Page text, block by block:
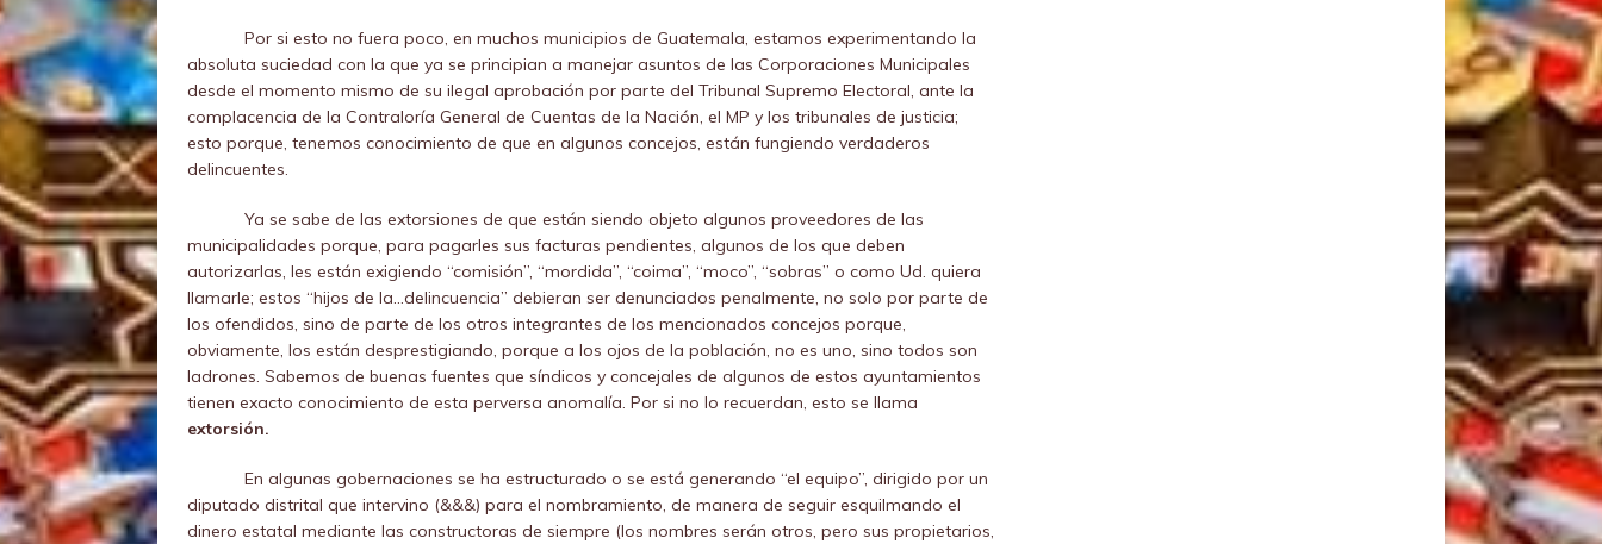
Por si esto no fuera poco, en muchos municipios de Guatemala, estamos experimentando la
absoluta suciedad con la que ya se principian a manejar asuntos de las Corporaciones Municipales
desde el momento mismo de su ilegal aprobación por parte del Tribunal Supremo Electoral, ante la
complacencia de la Contraloría General de Cuentas de la Nación, el MP y los tribunales de justicia;
esto porque, tenemos conocimiento de que en algunos concejos, están fungiendo verdaderos
delincuentes.
Ya se sabe de las extorsiones de que están siendo objeto algunos proveedores de las
municipalidades porque, para pagarles sus facturas pendientes, algunos de los que deben
autorizarlas, les están exigiendo “comisión”, “mordida”, “coima”, “moco”, “sobras” o como Ud. quiera
llamarle; estos “hijos de la…delincuencia” debieran ser denunciados penalmente, no solo por parte de
los ofendidos, sino de parte de los otros integrantes de los mencionados concejos porque,
obviamente, los están desprestigiando, porque a los ojos de la población, no es uno, sino todos son
ladrones. Sabemos de buenas fuentes que síndicos y concejales de algunos de estos ayuntamientos
tienen exacto conocimiento de esta perversa anomalía. Por si no lo recuerdan, esto se llama
extorsión.
En algunas gobernaciones se ha estructurado o se está generando “el equipo”, dirigido por un
diputado distrital que intervino (&&&) para el nombramiento, de manera de seguir esquilmando el
dinero estatal mediante las constructoras de siempre (los nombres serán otros, pero sus propietarios,